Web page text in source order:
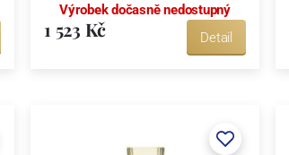
Výrobek dočasně nedostupný
1 523 Kč Detail